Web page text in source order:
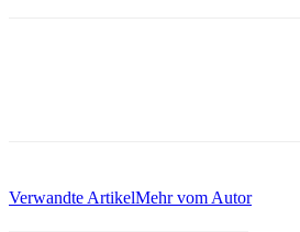
Verwandte ArtikelMehr vom Autor